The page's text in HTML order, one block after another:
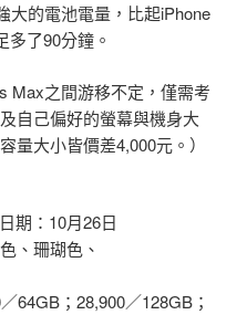
大的電池電量，比起iPhone
了90分鐘。
Max之間游移不定，僅需考
自己偏好的螢幕與機身大
量大小皆價差4,000元。）
期：10月26日
、珊瑚色、
64GB；28,900／128GB；